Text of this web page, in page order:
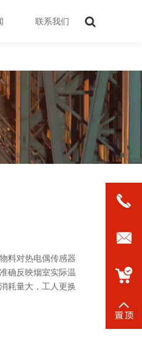
联系我们
料对热电偶传感器
确反映烟室实际温
耗量大，工人更换